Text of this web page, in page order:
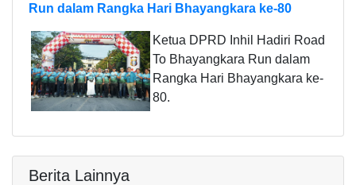
Run dalam Rangka Hari Bhayangkara ke-80
Ketua DPRD Inhil Hadiri Road
To Bhayangkara Run dalam
Rangka Hari Bhayangkara ke-
80.
Berita Lainnya